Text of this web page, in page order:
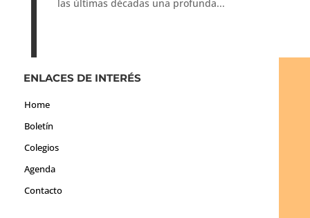
las últimas décadas una profunda...
ENLACES DE INTERÉS
Home
Boletín
Colegios
Agenda
Contacto